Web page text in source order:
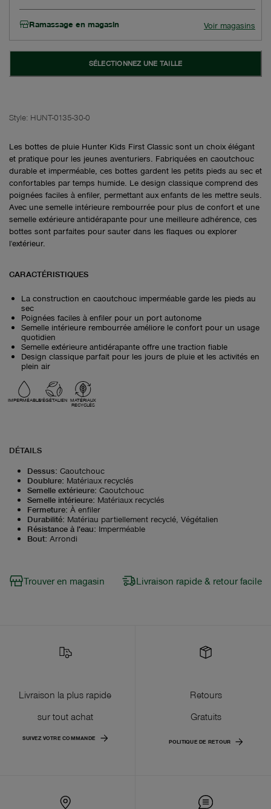
Ramassage en magasin Voir magasins
SÉLECTIONNEZ UNE TAILLE
Style: HUNT-0135-30-0
Les bottes de pluie Hunter Kids First Classic sont un choix élégant
et pratique pour les jeunes aventuriers. Fabriquées en caoutchouc
durable et imperméable, ces bottes gardent les petits pieds au sec et
confortables par temps humide. Le design classique comprend des
poignées faciles à enfiler, permettant aux enfants de les mettre seuls.
Avec une semelle intérieure rembourrée pour plus de confort et une
semelle extérieure antidérapante pour une meilleure adhérence, ces
bottes sont parfaites pour sauter dans les flaques ou explorer
l'extérieur.
CARACTÉRISTIQUES
La construction en caoutchouc imperméable garde les pieds au
sec
Poignées faciles à enfiler pour un port autonome
Semelle intérieure rembourrée améliore le confort pour un usage
quotidien
Semelle extérieure antidérapante offre une traction fiable
Design classique parfait pour les jours de pluie et les activités en
plein air
IMPERMÉABLEVÉGÉTALIEN MATÉRIAUX
RECYCLÉS
DÉTAILS
Dessus: Caoutchouc
Doublure: Matériaux recyclés
Semelle extérieure: Caoutchouc
Semelle intérieure: Matériaux recyclés
Fermeture: À enfiler
Durabilité: Matériau partiellement recyclé, Végétalien
Résistance à l'eau: Imperméable
Bout: Arrondi
Trouver en magasin Livraison rapide & retour facile
Livraison la plus rapide
sur tout achat
SUIVEZ VOTRE COMMANDE
Retours
Gratuits
POLITIQUE DE RETOUR